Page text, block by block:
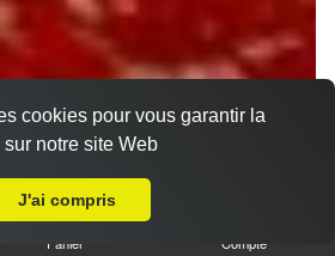
Panier Compte
cookies pour vous garantir la
notre site Web
J'ai compris